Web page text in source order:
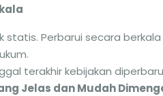
statis. Perbarui secara
terakhir kebijakan
Jelas dan Mudah